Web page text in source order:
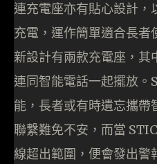
連充電座亦有貼心設計，
充電，運作簡單適合長者
新設計有兩款充電座，其
連同智能電話一起擺放。
能，長者或有時遺忘攜帶
聯繫難免不安，而當
線超出範圍，便會發出警